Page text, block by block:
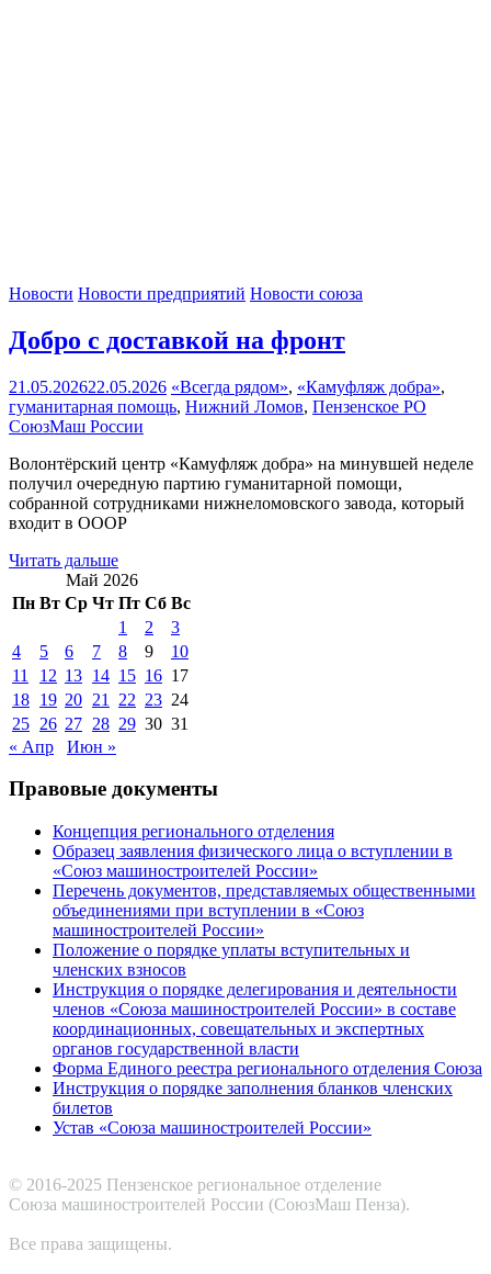
Новости Новости предприятий Новости союза
Добро с доставкой на фронт
21.05.202622.05.2026 «Всегда рядом», «Камуфляж добра»,
гуманитарная помощь, Нижний Ломов, Пензенское РО
СоюзМаш России
Волонтёрский центр «Камуфляж добра» на минувшей неделе
получил очередную партию гуманитарной помощи,
собранной сотрудниками нижнеломовского завода, который
входит в ОООР
Читать дальше
Май 2026
Пн Вт Ср Чт Пт Сб Вс
1
2
3
4
5 6 7 8 9
10
11
12 13 14 15 16 17
18 19 20 21 22 23 24
25 26 27 28 29 30 31
« Апр
Июн »
Правовые документы
Концепция регионального отделения
Образец заявления физического лица о вступлении в
«Союз машиностроителей России»
Перечень документов, представляемых общественными
объединениями при вступлении в «Союз
машиностроителей России»
Положение о порядке уплаты вступительных и
членских взносов
Инструкция о порядке делегирования и деятельности
членов «Союза машиностроителей России» в составе
координационных, совещательных и экспертных
органов государственной власти
Форма Единого реестра регионального отделения Союза
Инструкция о порядке заполнения бланков членских
билетов
Устав «Союза машиностроителей России»
© 2016-2025 Пензенское региональное отделение
Cоюза машиностроителей России (СоюзМаш Пенза).
Все права защищены.